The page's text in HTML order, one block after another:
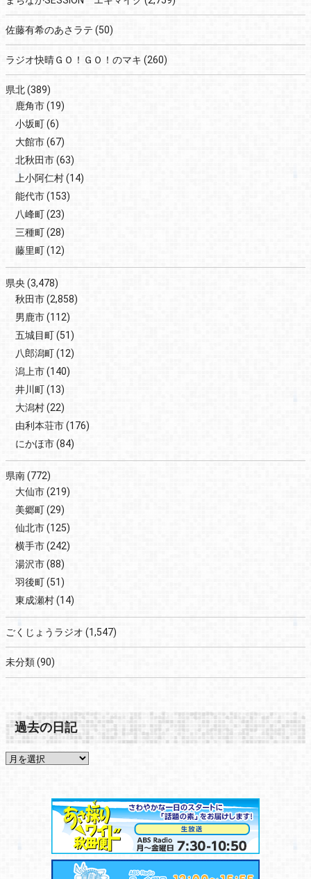
佐藤有希のあさラテ (50)
ラジオ快晴ＧＯ！ＧＯ！のマキ (260)
県北(389)
鹿角市(19)
小坂町(6)
大館市(67)
北秋田市(63)
上小阿仁村(14)
能代市(153)
八峰町(23)
三種町(28)
藤里町(12)
県央 (3,478)
秋田市(2,858)
男鹿市(112)
五城目町(51)
八郎潟町(12)
潟上市(140)
井川町(13)
大潟村(22)
由利本荘市(176)
にかほ市(84)
県南(772)
大仙市(219)
美郷町(29)
仙北市(125)
横手市(242)
湯沢市(88)
羽後町(51)
東成瀬村(14)
ごくじょうラジオ (1,547)
未分類(90)
過去の日記